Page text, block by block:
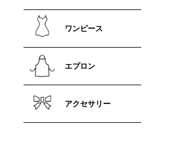
ワンピース
エプロン
アクセサリー